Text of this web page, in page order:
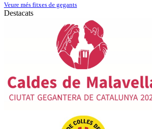
Veure més fitxes de gegants
Destacats